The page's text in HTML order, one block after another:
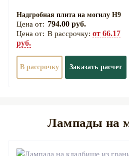
Надгробная плита на могилу Н9
794.00 руб.
В рассрочку: от 66.17
руб.
В рассрочку Заказать расчет
Лампады на